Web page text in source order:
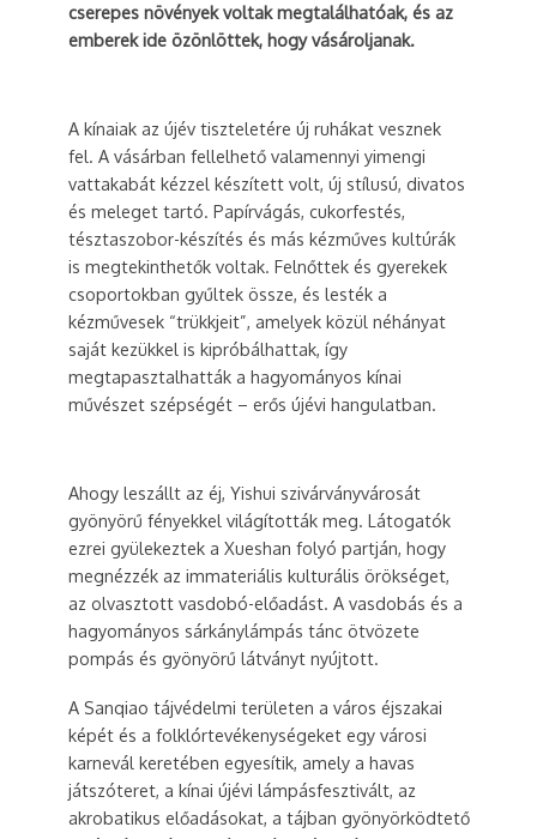
cserepes növények voltak megtalálhatóak, és az
emberek ide özönlöttek, hogy vásároljanak.
A kínaiak az újév tiszteletére új ruhákat vesznek
fel. A vásárban fellelhető valamennyi yimengi
vattakabát kézzel készített volt, új stílusú, divatos
és meleget tartó. Papírvágás, cukorfestés,
tésztaszobor-készítés és más kézműves kultúrák
is megtekinthetők voltak. Felnőttek és gyerekek
csoportokban gyűltek össze, és lesték a
kézművesek “trükkjeit”, amelyek közül néhányat
saját kezükkel is kipróbálhattak, így
megtapasztalhatták a hagyományos kínai
művészet szépségét – erős újévi hangulatban.
Ahogy leszállt az éj, Yishui szivárványvárosát
gyönyörű fényekkel világították meg. Látogatók
ezrei gyülekeztek a Xueshan folyó partján, hogy
megnézzék az immateriális kulturális örökséget,
az olvasztott vasdobó-előadást. A vasdobás és a
hagyományos sárkánylámpás tánc ötvözete
pompás és gyönyörű látványt nyújtott.
A Sanqiao tájvédelmi területen a város éjszakai
képét és a folklórtevékenységeket egy városi
karnevál keretében egyesítik, amely a havas
játszóteret, a kínai újévi lámpásfesztivált, az
akrobatikus előadásokat, a tájban gyönyörködtető